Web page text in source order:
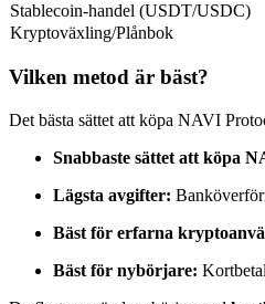
USDC Futures
Kopiera Trading
Stablecoin-handel (USDT/USDC)
Kryptoväxling/Plånbok
Vilken metod är bäst?
Det bästa sättet att köpa NAVI
Snabbaste sättet att köpa
Lägsta avgifter:
Bäst för erfarna
Bäst för nybörjare: